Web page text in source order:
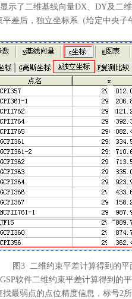
示了二维基线向量DX、DY及二
平差后，独立坐标系（给定中央
维约束平差计算得到的平面
软件二维约束平差计算得到的
找最弱点的点位精度信息，标号2